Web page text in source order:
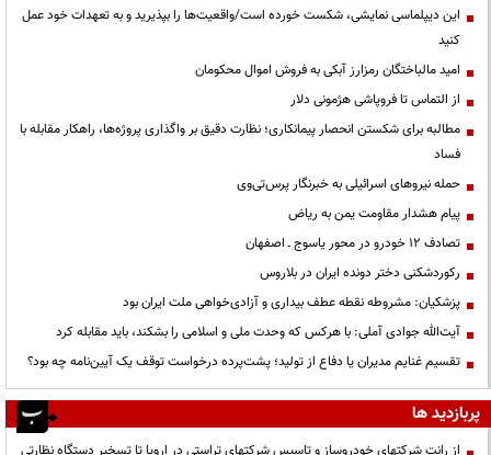
این دیپلماسی نمایشی، شکست خورده است/واقعیت‌ها را بپذیرید و به تعهدات خود عمل
کنید
امید مالباختگان رمزارز آبکی به فروش اموال محکومان
از التماس تا فروپاشی هژمونی دلار
مطالبه برای شکستن انحصار پیمانکاری؛ نظارت دقیق بر واگذاری پروژه‌ها، راهکار مقابله با
فساد
حمله نیروهای اسرائیلی به خبرنگار پرس‌تی‌وی
پیام هشدار مقاومت یمن به ریاض
تصادف ۱۲ خودرو در محور یاسوج ـ اصفهان
رکوردشکنی دختر دونده ایران در بلاروس
پزشکیان: مشروطه نقطه عطف بیداری و آزادی‌خواهی ملت ایران بود
آیت‌الله جوادی آملی: با هرکس که وحدت ملی و اسلامی را بشکند، باید مقابله کرد
تقسیم غنایم مدیران یا دفاع از تولید؛ پشت‌پرده درخواست توقف یک آیین‌نامه چه بود؟
پربازدید ها
از رانت‌ شرکتهای خودروساز و تاسیس شرکتهای تراستی در اروپا تا تسخیر دستگاه نظارتی